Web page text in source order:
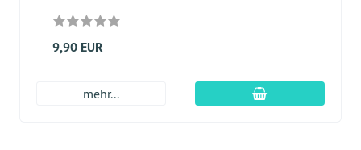
9,90 EUR
mehr... In den